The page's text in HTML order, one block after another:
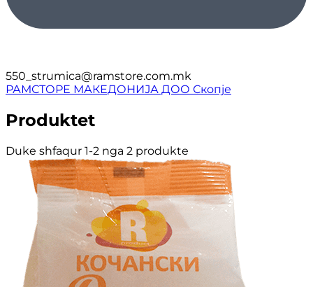
550_strumica@ramstore.com.mk
РАМСТОРЕ МАКЕДОНИЈА ДОО Скопје
Produktet
Duke shfaqur 1-2 nga 2 produkte